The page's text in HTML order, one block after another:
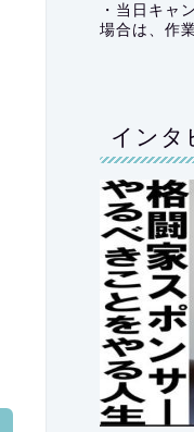
・当日キャ
場合は、作
インタ